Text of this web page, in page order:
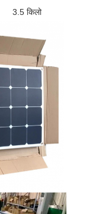
3.5 किलो